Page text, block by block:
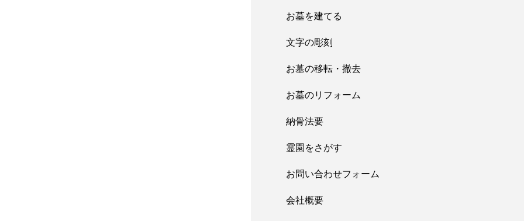
お墓を建てる
文字の彫刻
お墓の移転・撤去
お墓のリフォーム
納骨法要
霊園をさがす
お問い合わせフォーム
会社概要